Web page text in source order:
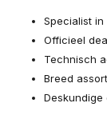
Specialist
Officieel
Technisch
Breed
Deskundige